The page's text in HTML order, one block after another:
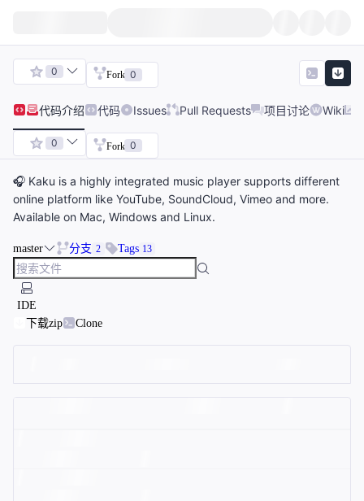
0 Fork 0
代码介绍 代码 Issues Pull Requests 项目讨论 Wiki
0 Fork 0
🎧 Kaku is a highly integrated music player supports different
online platform like YouTube, SoundCloud, Vimeo and more.
Available on Mac, Windows and Linux.
master 分支 2 Tags 13
IDE
下载zip
Clone